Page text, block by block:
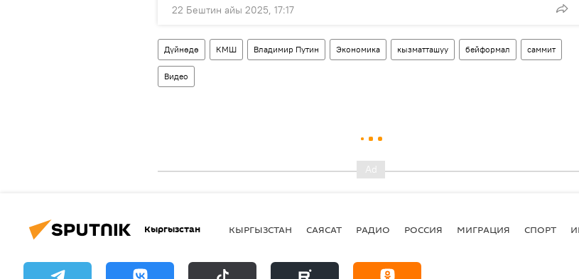
22 Бештин айы 2025, 17:17
Дүйнөдө КМШ Владимир Путин Экономика кызматташуу бейформал саммит
Видео
Кыргызстан КЫРГЫЗСТАН САЯСАТ РАДИО РОССИЯ МИГРАЦИЯ СПОРТ